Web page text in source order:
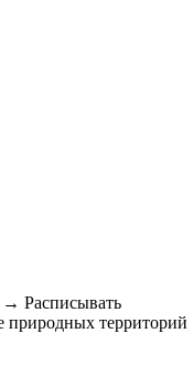
→ Расписывать
природных территорий